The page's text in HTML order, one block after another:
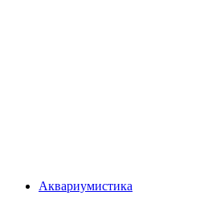
Аквариумистика